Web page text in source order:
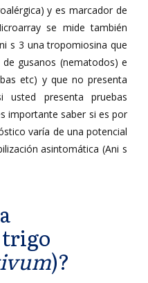
y es marcador de
se mide también
s 3 una tropomiosina que
gusanos (nematodos) e
etc) y que no presenta
usted presenta pruebas
importante saber si es por
varía de una potencial
asintomática (Ani s
)?